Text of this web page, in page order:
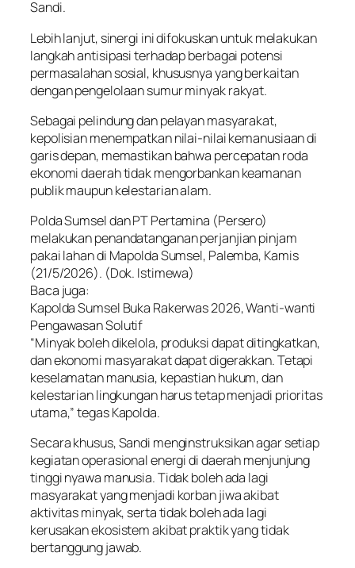
Sandi.
Lebih lanjut, sinergi ini difokuskan untuk melakukan
langkah antisipasi terhadap berbagai potensi
permasalahan sosial, khususnya yang berkaitan
dengan pengelolaan sumur minyak rakyat.
Sebagai pelindung dan pelayan masyarakat,
kepolisian menempatkan nilai-nilai kemanusiaan di
garis depan, memastikan bahwa percepatan roda
ekonomi daerah tidak mengorbankan keamanan
publik maupun kelestarian alam.
Polda Sumsel dan PT Pertamina (Persero)
melakukan penandatanganan perjanjian pinjam
pakai lahan di Mapolda Sumsel, Palemba, Kamis
(21/5/2026). (Dok. Istimewa)
Baca juga:
Kapolda Sumsel Buka Rakerwas 2026, Wanti-wanti
Pengawasan Solutif
“Minyak boleh dikelola, produksi dapat ditingkatkan,
dan ekonomi masyarakat dapat digerakkan. Tetapi
keselamatan manusia, kepastian hukum, dan
kelestarian lingkungan harus tetap menjadi prioritas
utama,” tegas Kapolda.
Secara khusus, Sandi menginstruksikan agar setiap
kegiatan operasional energi di daerah menjunjung
tinggi nyawa manusia. Tidak boleh ada lagi
masyarakat yang menjadi korban jiwa akibat
aktivitas minyak, serta tidak boleh ada lagi
kerusakan ekosistem akibat praktik yang tidak
bertanggung jawab.